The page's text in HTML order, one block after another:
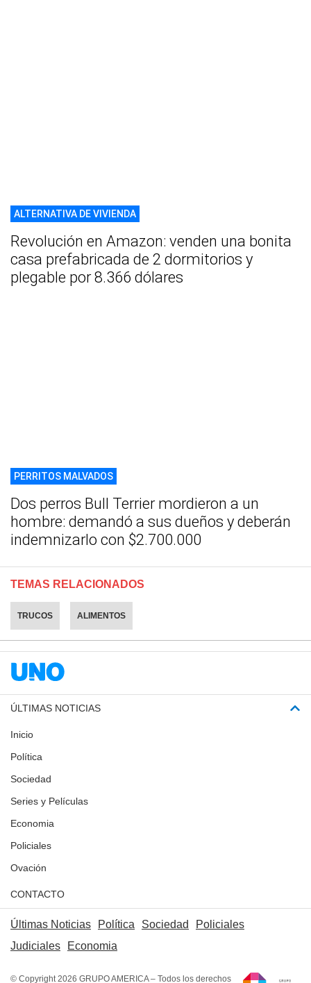
ALTERNATIVA DE VIVIENDA
Revolución en Amazon: venden una bonita
casa prefabricada de 2 dormitorios y
plegable por 8.366 dólares
PERRITOS MALVADOS
Dos perros Bull Terrier mordieron a un
hombre: demandó a sus dueños y deberán
indemnizarlo con $2.700.000
TEMAS RELACIONADOS
TRUCOS ALIMENTOS
ÚLTIMAS NOTICIAS
Inicio
Política
Sociedad
Series y Películas
Economia
Policiales
Ovación
CONTACTO
Últimas Noticias Política Sociedad
Policiales
Judiciales
Economia
© Copyright 2026 GRUPO AMERICA – Todos los derechos